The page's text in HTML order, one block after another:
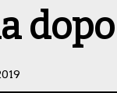
dopo